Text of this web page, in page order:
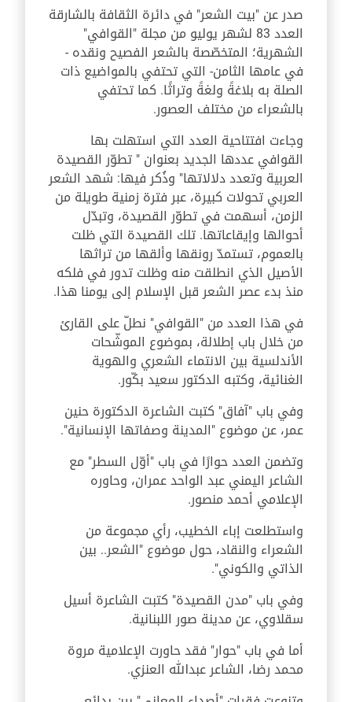
صدر عن "بيت الشعر" في دائرة الثقافة بالشارقة
العدد 83 لشهر يوليو من مجلة "القوافي"
الشهرية؛ المتخصّصة بالشعر الفصيح ونقده -
في عامها الثامن- التي تحتفي بالمواضيع ذات
الصلة به بلاغةً ولغةً وتراثًا. كما تحتفي
بالشعراء من مختلف العصور.
وجاءت افتتاحية العدد التي استهلت بها
القوافي عددها الجديد بعنوان " تطوّر القصيدة
العربية وتعدد دلالاتها" وذُكر فيها: شهد الشعر
العربي تحولات كبيرة، عبر فترة زمنية طويلة من
الزمن، أسهمت في تطوّر القصيدة، وتبدّل
أحوالها وإيقاعاتها. تلك القصيدة التي ظلت
بالعموم، تستمدّ رونقها وألقها من تراثها
الأصيل الذي انطلقت منه وظلت تدور في فلكه
منذ بدء عصر الشعر قبل الإسلام إلى يومنا هذا.
في هذا العدد من "القوافي" نطلّ على القارئ
من خلال باب إطلالة، بموضوع الموشّحات
الأندلسية بين الانتماء الشعري والهوية
الغنائية، وكتبه الدكتور سعيد بكّور.
وفي باب "آفاق" كتبت الشاعرة الدكتورة حنين
عمر، عن موضوع "المدينة وصفاتها الإنسانية".
وتضمن العدد حوارًا في باب "أوّل السطر" مع
الشاعر اليمني عبد الواحد عمران، وحاوره
الإعلامي أحمد منصور.
واستطلعت إباء الخطيب، رأي مجموعة من
الشعراء والنقاد، حول موضوع "الشعر.. بين
الذاتي والكوني".
وفي باب "مدن القصيدة" كتبت الشاعرة أسيل
سقلاوي، عن مدينة صور اللبنانية.
أما في باب "حوار" فقد حاورت الإعلامية مروة
محمد رضا، الشاعر عبدالله العنزي.